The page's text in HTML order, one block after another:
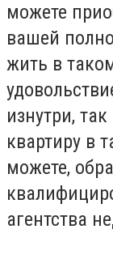
можете
вашей
жить в
изнутри,
квартиру в
можете,
агентства